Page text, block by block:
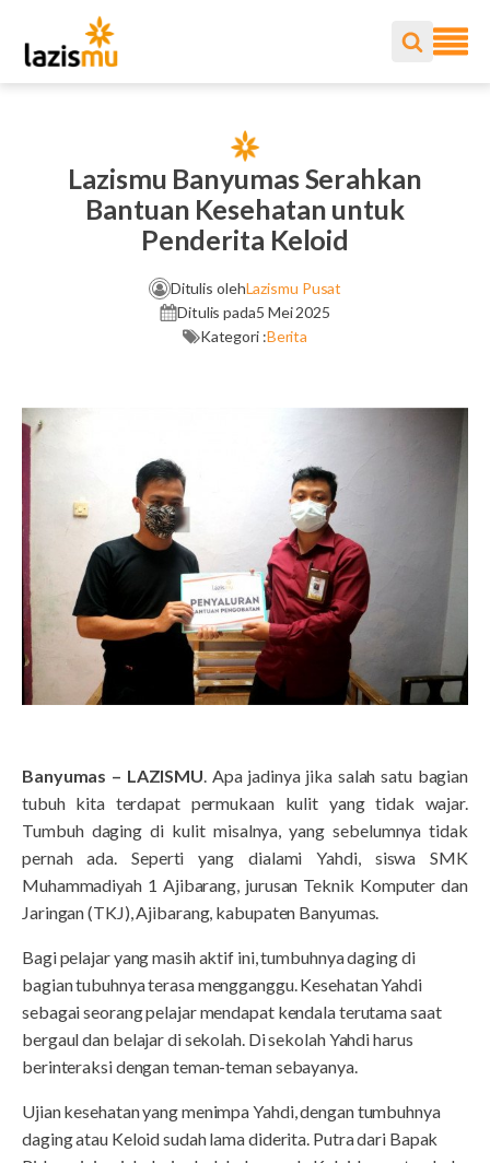
Lazismu Banyumas Serahkan
Bantuan Kesehatan untuk
Penderita Keloid
Ditulis olehLazismu Pusat
Ditulis pada5 Mei 2025
Kategori :Berita
Banyumas – LAZISMU. Apa jadinya jika salah satu bagian
tubuh kita terdapat permukaan kulit yang tidak wajar.
Tumbuh daging di kulit misalnya, yang sebelumnya tidak
pernah ada. Seperti yang dialami Yahdi, siswa SMK
Muhammadiyah 1 Ajibarang, jurusan Teknik Komputer dan
Jaringan (TKJ), Ajibarang, kabupaten Banyumas.
Bagi pelajar yang masih aktif ini, tumbuhnya daging di
bagian tubuhnya terasa mengganggu. Kesehatan Yahdi
sebagai seorang pelajar mendapat kendala terutama saat
bergaul dan belajar di sekolah. Di sekolah Yahdi harus
berinteraksi dengan teman-teman sebayanya.
Ujian kesehatan yang menimpa Yahdi, dengan tumbuhnya
daging atau Keloid sudah lama diderita. Putra dari Bapak